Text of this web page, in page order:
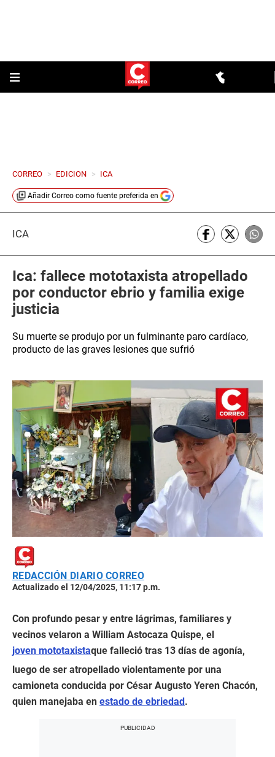
CORREO > EDICION > ICA
Añadir Correo como fuente preferida en
ICA
Ica: fallece mototaxista atropellado
por conductor ebrio y familia exige
justicia
Su muerte se produjo por un fulminante paro cardíaco,
producto de las graves lesiones que sufrió
REDACCIÓN DIARIO CORREO
Actualizado el 12/04/2025, 11:17 p.m.
Con profundo pesar y entre lágrimas, familiares y
vecinos velaron a William Astocaza Quispe, el
joven mototaxistaque falleció tras 13 días de agonía,
luego de ser atropellado violentamente por una
camioneta conducida por César Augusto Yeren Chacón,
quien manejaba en estado de ebriedad.